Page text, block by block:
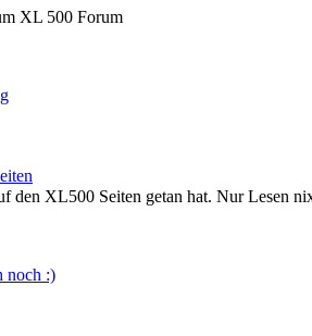
XL 500 Forum
den XL500 Seiten getan hat. Nur Lesen
noch :)